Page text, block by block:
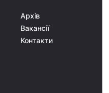
Архів
Вакансії
Контакти